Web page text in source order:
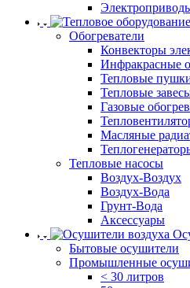
Обогреватели
Конвекторы
Инфракрасные
Тепловые
Тепловые
Газовые
Масляные
Тепловые насосы
Воздух-Воздух
Воздух-Вода
Грунт-Вода
Аксессуары
Бытовые осушители
Промышленные
< 30 литров